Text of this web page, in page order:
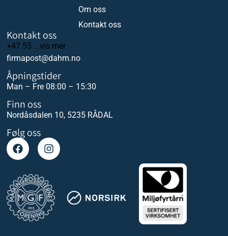
Om oss
Kontakt oss
Kontakt oss
+47 55 ...vis mer
firmapost@dahm.no
Åpningstider
Man – Fre 08:00 – 15:30
Finn oss
Nordåsdalen 10, 5235 RÅDAL
Følg oss